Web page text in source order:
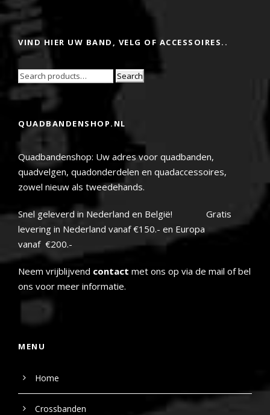
VIND HIER UW BAND, VELG OF ACCESSOIRES..
Search
QUADBANDENSHOP.NL
Quadbandenshop: Uw adres voor quadbanden,
quadvelgen, quadonderdelen en quadaccessoires,
zowel nieuw als tweedehands.
Snel geleverd in Nederland en België! Gratis
levering in Nederland vanaf €150.- en Europa
vanaf €200.-
Neem vrijblijvend contact met ons op via de mail of bel
ons voor meer informatie.
MENU
Home
Crossbanden